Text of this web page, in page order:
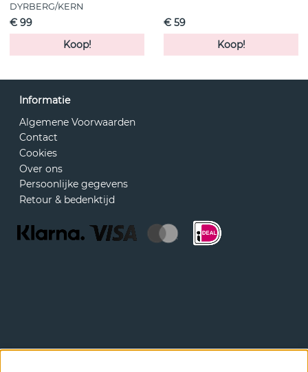
DYRBERG/KERN
€ 99
Koop!
€ 59
Koop!
Informatie
Algemene Voorwaarden
Contact
Cookies
Over ons
Persoonlijke gegevens
Retour & bedenktijd